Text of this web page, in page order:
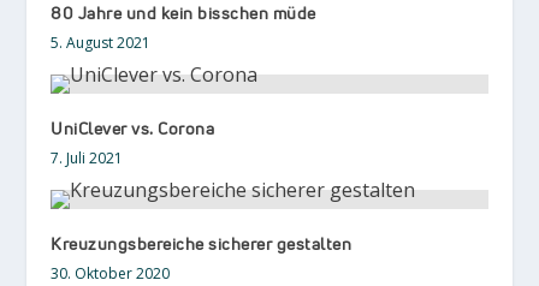
80 Jahre und kein bisschen müde
5. August 2021
UniClever vs. Corona
7. Juli 2021
Kreuzungsbereiche sicherer gestalten
30. Oktober 2020